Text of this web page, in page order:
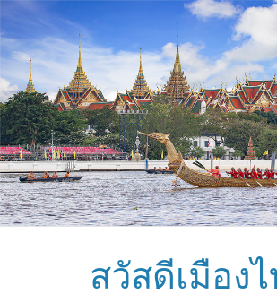
Skip
to
content
สวัสดีเมือง